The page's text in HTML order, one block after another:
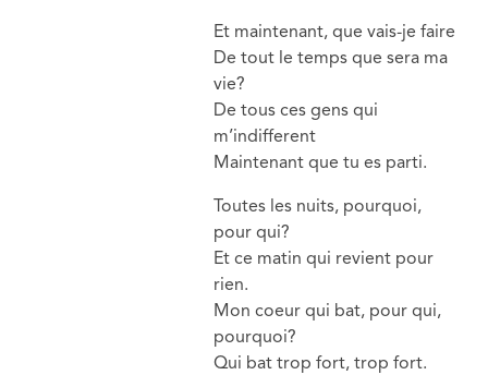
Et maintenant, que vais-je faire
De tout le temps que sera ma
vie?
De tous ces gens qui
m’indifferent
Maintenant que tu es parti.
Toutes les nuits, pourquoi,
pour qui?
Et ce matin qui revient pour
rien.
Mon coeur qui bat, pour qui,
pourquoi?
Qui bat trop fort, trop fort.